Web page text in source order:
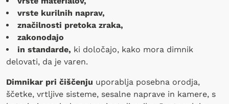
vrste kurilnih naprav,
značilnosti pretoka zraka,
zakonodajo
in standarde, ki določajo, kako mora dimnik
delovati, da je varen.
Dimnikar pri čiščenju uporablja posebna orodja,
ščetke, vrtljive sisteme, sesalne naprave in kamere, s